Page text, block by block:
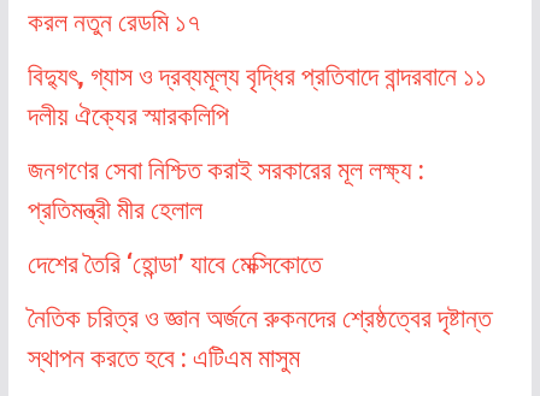
করল নতুন রেডমি ১৭
বিদ্যুৎ, গ্যাস ও দ্রব্যমূল্য বৃদ্ধির প্রতিবাদে বান্দরবানে ১১
দলীয় ঐক্যের স্মারকলিপি
জনগণের সেবা নিশ্চিত করাই সরকারের মূল লক্ষ্য :
প্রতিমন্ত্রী মীর হেলাল
দেশের তৈরি ‘হোন্ডা’ যাবে মেক্সিকোতে
নৈতিক চরিত্র ও জ্ঞান অর্জনে রুকনদের শ্রেষ্ঠত্বের দৃষ্টান্ত
স্থাপন করতে হবে : এটিএম মাসুম